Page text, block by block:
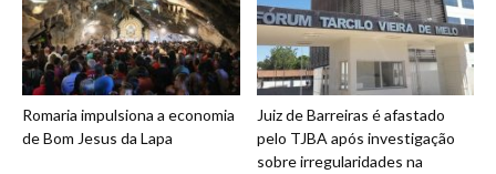
Romaria impulsiona a economia
de Bom Jesus da Lapa
Juiz de Barreiras é afastado
pelo TJBA após investigação
sobre irregularidades na